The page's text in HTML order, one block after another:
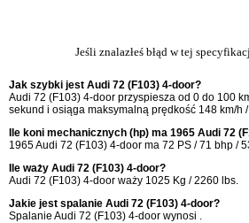
Jeśli znalazłeś błąd w tej
Jak szybki jest Audi 72 (F103) 4-door?
Audi 72 (F103) 4-door przyspiesza od 0 do 100
sekund i osiąga maksymalną prędkość 148 km/h
Ile koni mechanicznych (hp) ma 1965 Audi 72
1965 Audi 72 (F103) 4-door ma 72 PS / 71 bhp /
Ile waży Audi 72 (F103) 4-door?
Audi 72 (F103) 4-door waży 1025 Kg / 2260 lbs.
Jakie jest spalanie Audi 72 (F103) 4-door?
Spalanie Audi 72 (F103) 4-door wynosi .